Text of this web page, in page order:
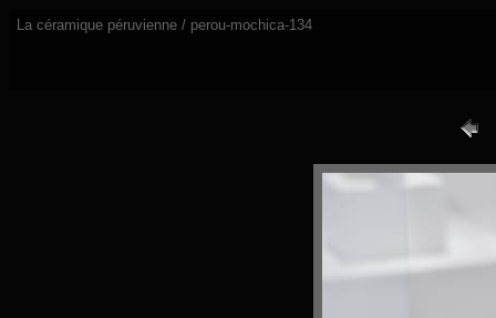
La céramique péruvienne / perou-mochica-134